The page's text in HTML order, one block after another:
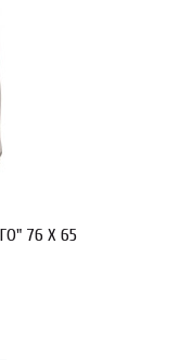
76 X 65